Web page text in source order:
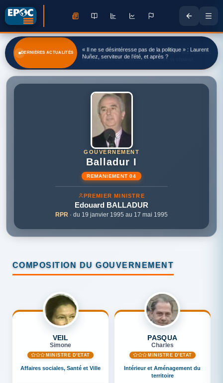
DERNIÈRES ACTUALITÉS
« Il ne se désintéresse pas de la politique » : Laurent
Nuñez, serviteur de l’été, et après ?
GOUVERNEMENT
Balladur I
REMANIEMENT 04
PREMIER MINISTRE
Edouard BALLADUR
RPR · du 19 janvier 1995 au 17 mai 1995
COMPOSITION DU GOUVERNEMENT
VEIL
Simone
MINISTRE D'ETAT
Affaires sociales, Santé et Ville
PASQUA
Charles
MINISTRE D'ETAT
Intérieur et Aménagement du
territoire